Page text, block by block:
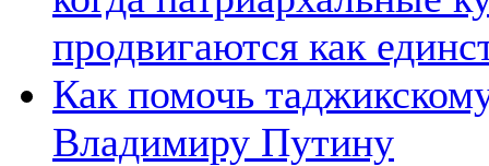
продвигаются как
Как помочь
Владимиру Путину